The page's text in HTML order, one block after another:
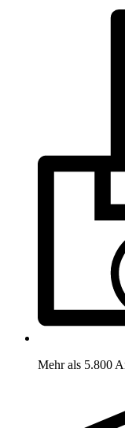
Mehr als 5.800